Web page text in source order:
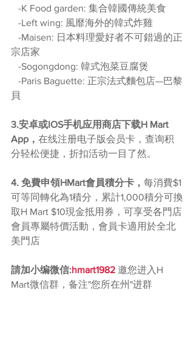
   -K Food garden: 集合韓國傳統美食
   -Left wing: 風靡海外的韓式炸雞
宗店家
   -Sogongdong: 韓式泡菜豆腐煲
貝
3.安卓或IOS手机应用商店下载H Mart
App， 在线注册电子版会员卡，查询积
分轻松便捷，折扣活动一目了然。
4. 免費申領HMart會員積分卡， 每消費$1
可等同轉化為1積分，累計1,000積分可換
取H Mart $10現金抵用券，可享受各門店
會員專屬特價活動，會員卡適用於全北
美門店
請加小编微信:hmart1982 邀您进入H
Mart微信群，备注"您所在州"进群